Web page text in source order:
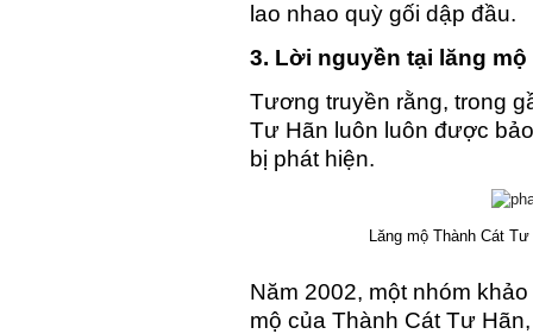
lao nhao quỳ gối dập đầu.
3. Lời nguyền tại lăng
Tương truyền rằng, trong
Tư Hãn luôn luôn được
bị phát hiện.
Lăng mộ Thành Cát
Năm 2002, một nhóm
mộ của Thành Cát Tư